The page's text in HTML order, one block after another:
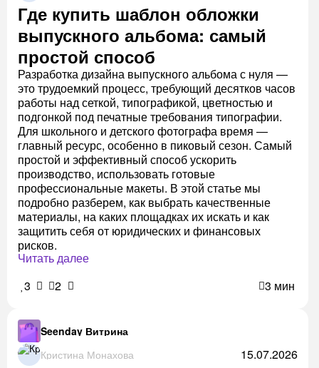
Где купить шаблон обложки
выпускного альбома: самый
простой способ
Разработка дизайна выпускного альбома с нуля —
это трудоемкий процесс, требующий десятков часов
работы над сеткой, типографикой, цветностью и
подгонкой под печатные требования типографии.
Для школьного и детского фотографа время —
главный ресурс, особенно в пиковый сезон. Самый
простой и эффективный способ ускорить
производство, использовать готовые
профессиональные макеты. В этой статье мы
подробно разберем, как выбрать качественные
материалы, на каких площадках их искать и как
защитить себя от юридических и финансовых
рисков.
Читать далее
3
2 3 мин
Seenday Витрина
Кристина Монахова
15.07.2026